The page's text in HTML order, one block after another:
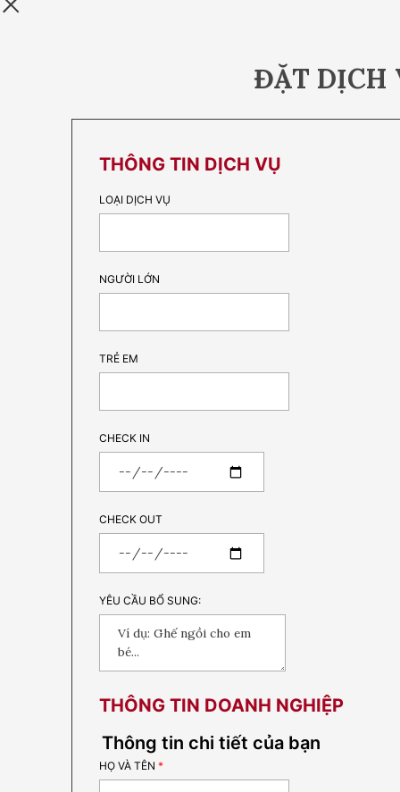
ĐẶT DỊCH
THÔNG TIN DỊCH VỤ
LOẠI DỊCH VỤ
NGƯỜI LỚN
TRẺ EM
CHECK IN
CHECK OUT
YÊU CẦU BỔ SUNG:
THÔNG TIN DOANH NGHIỆP
Thông tin chi tiết của bạn
HỌ VÀ TÊN *